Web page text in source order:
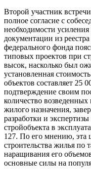
Второй участник
полное согласие с
необходимости
документации из
федерального фонда
типовых проектов при
высок, насколько был
установленная
объектов составляет 25
подтверждение своим
количество
жилого назначения,
разработки и
стройобъекта в
127. По его мнению, эта
строительства жилья по
наращивания его
основные силы на